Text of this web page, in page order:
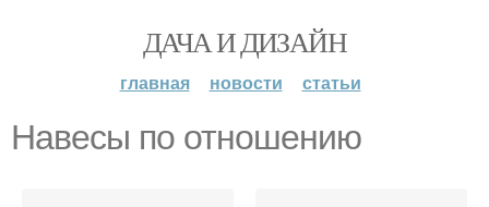
ДАЧА И ДИЗАЙН
главная новости статьи
Навесы по отношению